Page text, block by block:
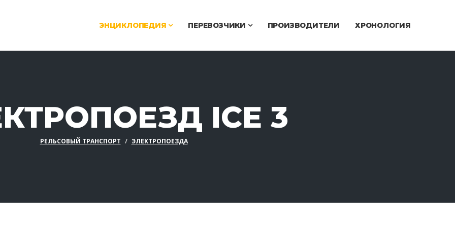
ЭНЦИКЛОПЕДИЯ ПЕРЕВОЗЧИКИ ПРОИЗВОДИТЕЛИ ХРОНОЛОГИЯ
ICE 3
РЕЛЬСОВЫЙ ТРАНСПОРТ ЭЛЕКТРОПОЕЗДА